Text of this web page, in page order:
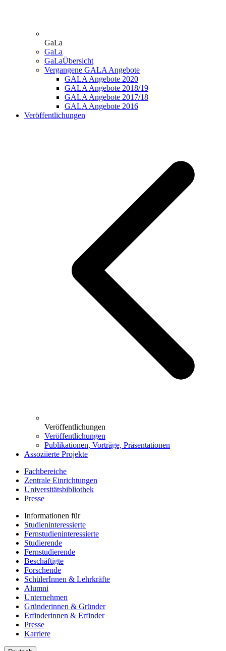
GaLa
GaLa
GaLaÜbersicht
Vergangene GALA Angebote
GALA Angebote 2020
GALA Angebote 2018/19
GALA Angebote 2017/18
GALA Angebote 2016
Veröffentlichungen
Veröffentlichungen
Veröffentlichungen
Publikationen, Vorträge, Präsentationen
Assoziierte Projekte
Fachbereiche
Zentrale Einrichtungen
Universitätsbibliothek
Presse
Informationen für
Studieninteressierte
Fernstudieninteressierte
Studierende
Fernstudierende
Beschäftigte
Forschende
SchülerInnen & Lehrkräfte
Alumni
Unternehmen
Gründerinnen & Gründer
Erfinderinnen & Erfinder
Presse
Karriere